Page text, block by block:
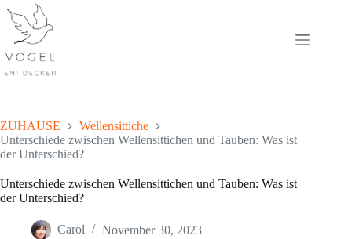
content
ZUHAUSE
Wellensittiche
Unterschiede zwischen Wellensittichen und Tauben: Was ist
der Unterschied?
Unterschiede zwischen Wellensittichen und Tauben: Was ist
der Unterschied?
Carol November 30, 2023